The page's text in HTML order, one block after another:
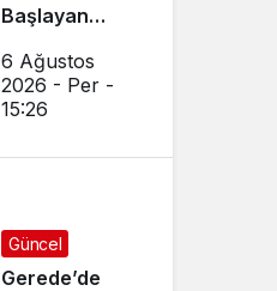
Başlayan
Sürdürüyor
6 Ağustos
2026 - Per -
15:26
Güncel
Gerede’de